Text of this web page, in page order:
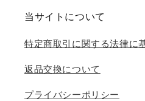
当サイトについて
特定商取引に関する法律に
返品交換について
プライバシーポリシー